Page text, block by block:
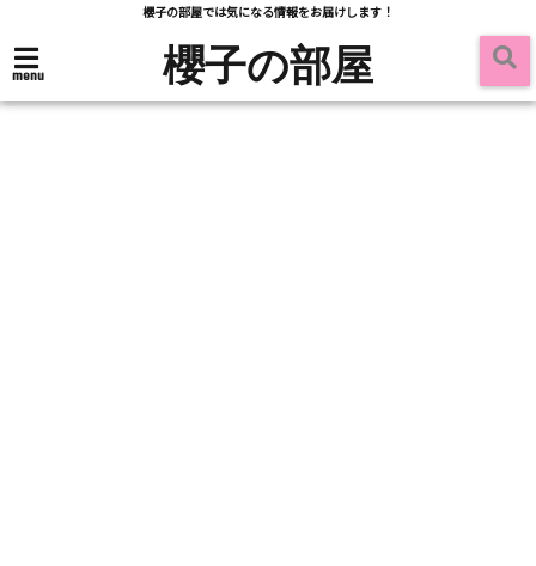
櫻子の部屋では気になる情報をお届けします！
menu 櫻子の部屋